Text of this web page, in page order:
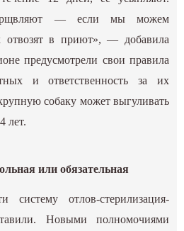
— если мы можем
отвозят в приют», — добавила
предусмотрели свои правила
и ответственность за их
собаку может выгуливать
лет.
или обязательная
систему отлов-стерилизация-
Новыми полномочиями